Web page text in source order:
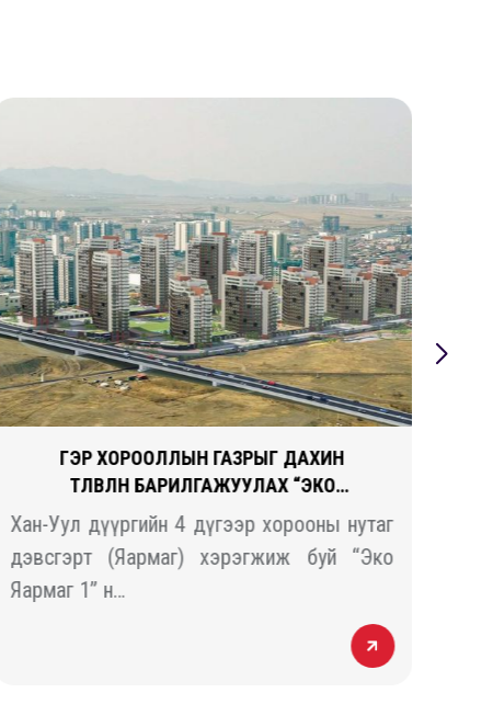
ГЭР ХОРООЛЛЫН ГАЗРЫГ ДАХИН
ТӨЛӨВЛӨН БАРИЛГАЖУУЛАХ “ЭКО
ЯАРМАГ 1” ТӨСӨЛ
Хан-Уул дүүргийн 4 дүгээр хорооны нутаг
дэвсгэрт (Яармаг) хэрэгжиж буй “Эко
Яармаг 1” н…